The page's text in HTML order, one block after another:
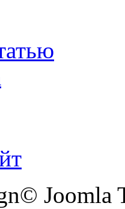
Joomla